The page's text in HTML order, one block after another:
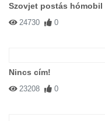
Szovjet postás hómobil
24730 0
Nincs cím!
23208 0